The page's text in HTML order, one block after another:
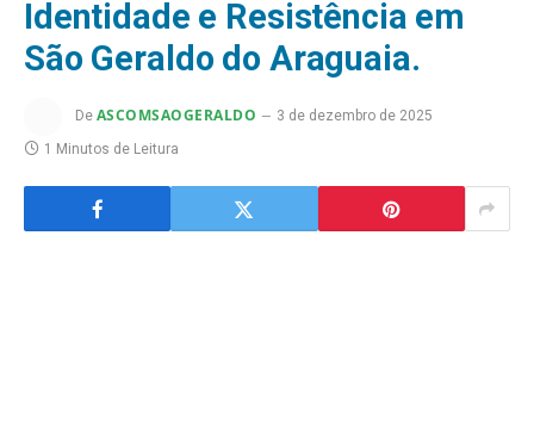
Identidade e Resistência em
São Geraldo do Araguaia.
De ASCOMSAOGERALDO
3 de dezembro de 2025
1 Minutos de Leitura